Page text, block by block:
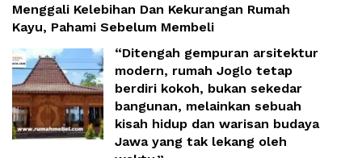
Menggali Kelebihan Dan Kekurangan Rumah
Kayu, Pahami Sebelum Membeli
“Ditengah gempuran arsitektur
modern, rumah Joglo tetap
berdiri kokoh, bukan sekedar
bangunan, melainkan sebuah
kisah hidup dan warisan budaya
Jawa yang tak lekang oleh